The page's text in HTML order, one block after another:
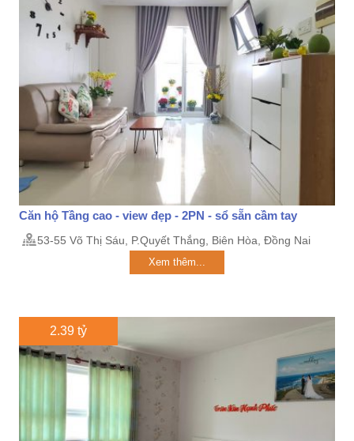
Căn hộ Tầng cao - view đẹp - 2PN - sổ sẵn cầm tay
53-55 Võ Thị Sáu, P.Quyết Thắng, Biên Hòa, Đồng Nai
Xem thêm...
2.39 tỷ